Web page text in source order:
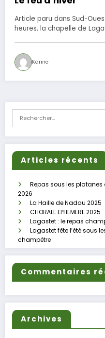
Article paru dans Sud-
heures, la chapelle de
Karine
Articles récents
Repas sous les
2026
La Haille de Nadau 2025
CHORALE EPHEMERE 2025
Lagastet : le repas
Lagastet fête l’été sous
champêtre
Commentaires
Archives